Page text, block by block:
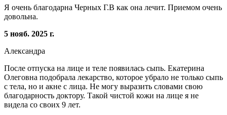
Я очень благодарна Черных Г.В как она лечит. Приемом очень
довольна.
5 нояб. 2025 г.
Александра
После отпуска на лице и теле появилась сыпь. Екатерина
Олеговна подобрала лекарство, которое убрало не только сыпь
с тела, но и акне с лица. Не могу выразить словами свою
благодарность доктору. Такой чистой кожи на лице я не
видела со своих 9 лет.